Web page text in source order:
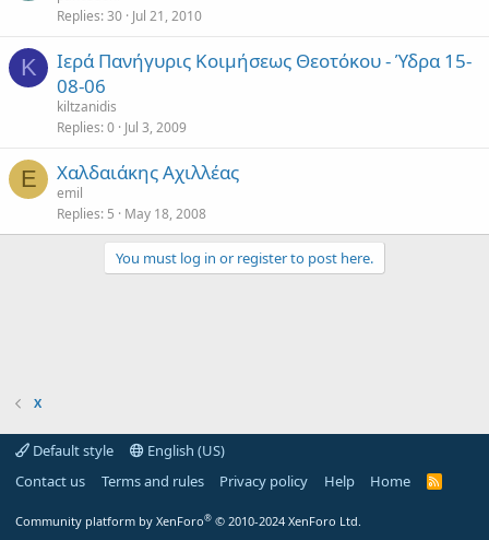
Replies 30 Jul 21, 2010
K
Ιερά Πανήγυρις Κοιμήσεως Θεοτόκου - Ύδρα 15-
08-06
kiltzanidis
Replies 0 Jul 3, 2009
E Χαλδαιάκης Αχιλλέας
emil
Replies 5 May 18, 2008
You must log in or register to post here.
Χ
Default style
English (US)
Contact us
Terms and rules Privacy policy Help Home
R
Community platform by XenForo® © 2010-2024 XenForo Ltd.